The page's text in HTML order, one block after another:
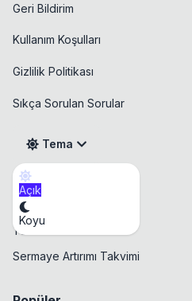
Geri Bildirim
Kullanım Koşulları
Gizlilik Politikası
Sıkça Sorulan Sorular
Tema
Açık
Koyu
Takvim
Temettü Takvimi
Sermaye Artırımı Takvimi